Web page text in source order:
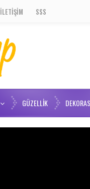
İLETIŞIM SSS
GÜZELLIK